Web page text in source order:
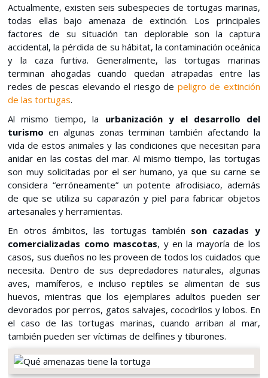
Actualmente, existen seis subespecies de tortugas marinas,
todas ellas bajo amenaza de extinción. Los principales
factores de su situación tan deplorable son la captura
accidental, la pérdida de su hábitat, la contaminación oceánica
y la caza furtiva. Generalmente, las tortugas marinas
terminan ahogadas cuando quedan atrapadas entre las
redes de pescas elevando el riesgo de peligro de extinción
de las tortugas.
Al mismo tiempo, la urbanización y el desarrollo del
turismo en algunas zonas terminan también afectando la
vida de estos animales y las condiciones que necesitan para
anidar en las costas del mar. Al mismo tiempo, las tortugas
son muy solicitadas por el ser humano, ya que su carne se
considera “erróneamente” un potente afrodisiaco, además
de que se utiliza su caparazón y piel para fabricar objetos
artesanales y herramientas.
En otros ámbitos, las tortugas también son cazadas y
comercializadas como mascotas, y en la mayoría de los
casos, sus dueños no les proveen de todos los cuidados que
necesita. Dentro de sus depredadores naturales, algunas
aves, mamíferos, e incluso reptiles se alimentan de sus
huevos, mientras que los ejemplares adultos pueden ser
devorados por perros, gatos salvajes, cocodrilos y lobos. En
el caso de las tortugas marinas, cuando arriban al mar,
también pueden ser víctimas de delfines y tiburones.